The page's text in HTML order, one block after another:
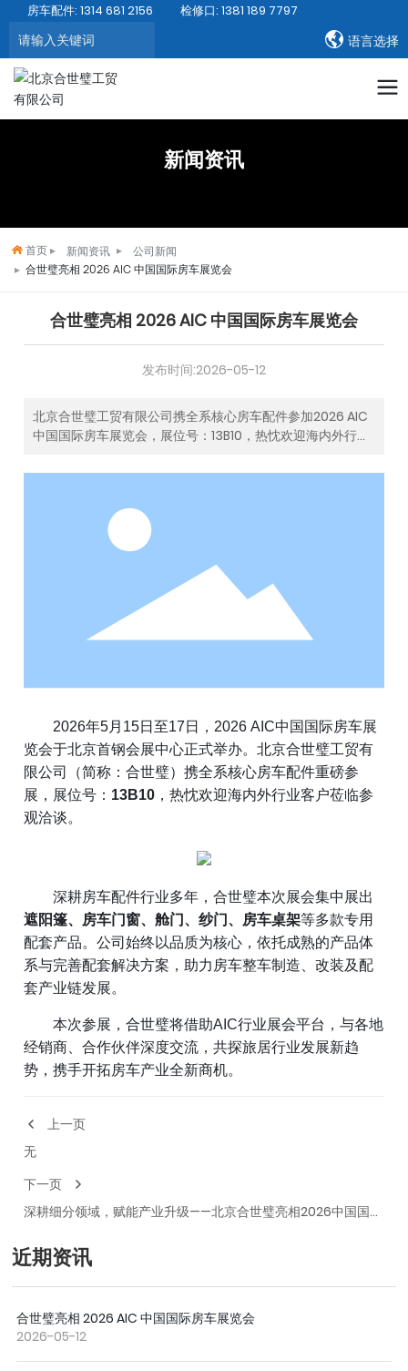
房车配件: 1314 681 2156
检修口: 1381 189 7797
搜索
语言选择
新闻资讯
首页 新闻资讯
公司新闻
合世璧亮相 2026 AIC 中国国际房车展览会
合世璧亮相 2026 AIC 中国国际房车展览会
发布时间:2026-05-12
北京合世璧工贸有限公司携全系核心房车配件参加2026 AIC
中国国际房车展览会，展位号：13B10，热忱欢迎海内外行业
2026年5月 15日至17 日，2026 AIC中国国际房车展
览会于北京首钢会展中心正式举办。北京合世璧工贸有
限公司（简称：合世璧）携全系核心房车配件重磅参
展，展位号： 13B10 ，热忱欢迎海内外行业客户莅临参
观洽谈。
深耕房车配件行业多年，合世璧本次展会集中展出
遮阳篷、房车门窗、舱门、纱门、房车桌架等多款专用
配套产品。公司始终以品质为核心，依托成熟的产品体
系与完善配套解决方案，助力房车整车制造、改装及配
套产业链发展。
本次参展，合世璧将借助AIC行业展会平台，与各地
经销商、合作伙伴深度交流，共探旅居行业发展新趋
势，携手开拓房车产业全新商机。
上一页
无
下一页
深耕细分领域，赋能产业升级——北京合世璧亮相2026中国国际
近期资讯
合世璧亮相 2026 AIC 中国国际房车展览会
2026-05-12